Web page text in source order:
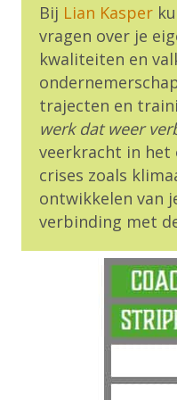
Bij Lian Kasper
vragen over je
kwaliteiten en
trajecten en
werk dat weer
veerkracht in het
crises zoals
ontwikkelen van
verbinding met